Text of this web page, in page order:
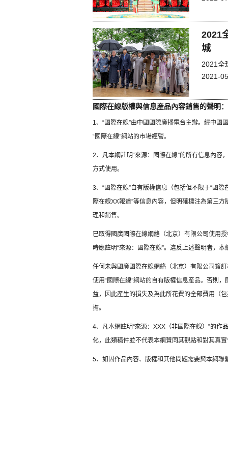
2021
城
2021全
2021-
國際在線版權與信息産品內容銷售的聲明：
1、“國際在線”由中國國際廣播電台主辦。經中
“國際在線”網站的市場經營。
2、凡本網註明“來源：國際在線”的所有信息內
方式使用。
3、“國際在線”自有版權信息（包括但不限于“國際
際在線XX報道”等信息內容，但明確標注為第三
理和銷售。
已取得國廣國際在線網絡（北京）有限公司使用
時應註明“來源：國際在線”。違反上述聲明者，
任何未與國廣國際在線網絡（北京）有限公司簽
使用“國際在線”網站的自有版權信息産品。否則
益，因此産生的損失及為此所花費的全部費用（
擔。
4、凡本網註明“來源：XXX（非國際在線）”的
化，此類稿件並不代表本網贊同其觀點和對其真
5、如因作品內容、版權和其他問題需要與本網